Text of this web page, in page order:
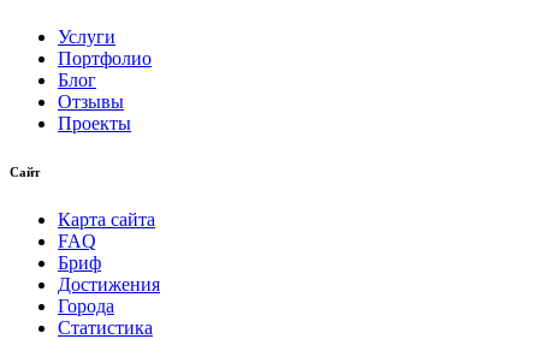
Услуги
Портфолио
Блог
Отзывы
Проекты
Сайт
Карта сайта
FAQ
Бриф
Достижения
Города
Статистика